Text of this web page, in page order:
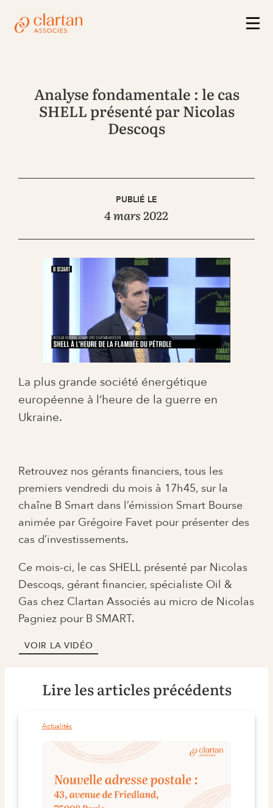
Analyse fondamentale : le cas
SHELL présenté par Nicolas
Descoqs
PUBLIÉ LE
4 mars 2022
La plus grande société énergétique
européenne à l’heure de la guerre en
Ukraine.
Retrouvez nos gérants financiers, tous les
premiers vendredi du mois à 17h45, sur la
chaîne B Smart dans l’émission Smart Bourse
animée par Grégoire Favet pour présenter des
cas d’investissements.
Ce mois-ci, le cas SHELL présenté par Nicolas
Descoqs, gérant financier, spécialiste Oil &
Gas chez Clartan Associés au micro de Nicolas
Pagniez pour B SMART.
VOIR LA VIDÉO
Lire les articles précédents
Actualités